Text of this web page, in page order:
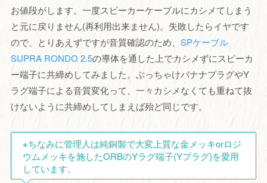
お値段がします。一度スピーカーケーブルにカシメてしまう
と元に戻りません(再利用出来ません)。失敗したらイヤです
ので、とりあえずですが音質確認のため、 SPケーブル
SUPRA RONDO 2.5の導体を通した上でカシメずにスピーカ
ー端子に共締めしてみました。ぶっちゃけバナナプラグやY
ラグ端子による音質変化って、一々カシメなくても重ねて抜
けないように共締めしてしまえば殆ど同じです。
※ちなみに管理人は純銅製で大変上質な金メッキorロジ
ウムメッキを施したORBのYラグ端子(Yプラグ)を愛用
しています。